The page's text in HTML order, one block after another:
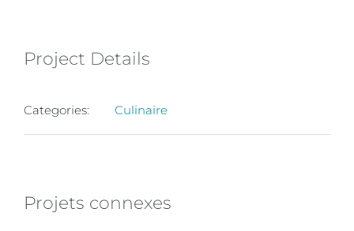
Project Details
Categories: Culinaire
Projets connexes